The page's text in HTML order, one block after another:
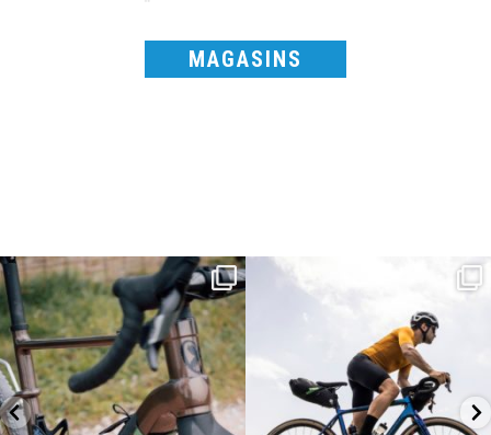
MAGASINS
Kepler R è la gravel pensata per affrontare
lunghe...
26 0
Parte dalla strada, continua sulla ghiaia,
2